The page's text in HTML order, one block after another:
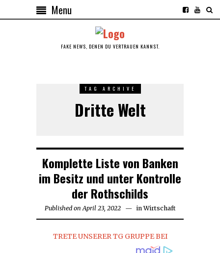
Menu
FAKE NEWS, DENEN DU VERTRAUEN KANNST.
TAG ARCHIVE
Dritte Welt
Komplette Liste von Banken
im Besitz und unter Kontrolle
der Rothschilds
Published on April 23, 2022April in Wirtschaft
TRETE UNSERER TG GRUPPE BEI